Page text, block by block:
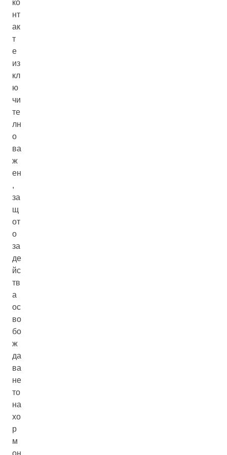
ко
нт
ак
т
е
из
кл
ю
чи
те
лн
о
ва
ж
ен
,
за
щ
от
о
за
де
йс
тв
а
ос
во
бо
ж
да
ва
не
то
на
хо
р
м
он